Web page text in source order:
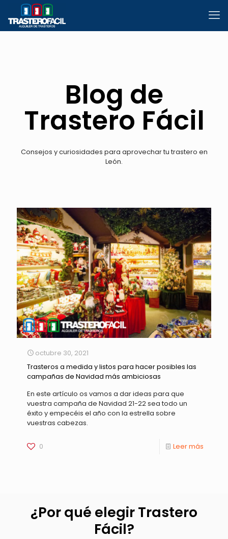
Blog de
Trastero Fácil
Consejos y curiosidades para aprovechar tu trastero en
León.
octubre 30, 2021
Trasteros a medida y listos para hacer posibles las
campañas de Navidad más ambiciosas
En este artículo os vamos a dar ideas para que
vuestra campaña de Navidad 21-22 sea todo un
éxito y empecéis el año con la estrella sobre
vuestras cabezas.
0 Leer más
¿Por qué elegir Trastero
Fácil?